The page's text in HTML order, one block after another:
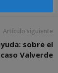
Artículo siguiente
sobre el
caso Valverde